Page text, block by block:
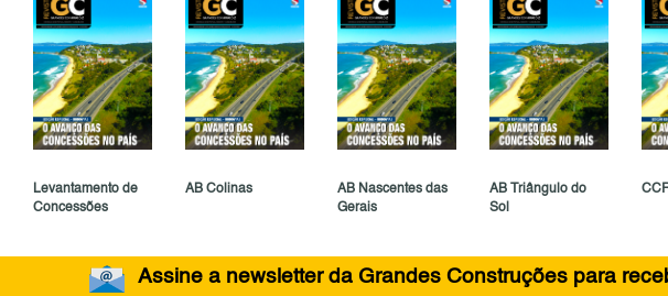
Levantamento de
Concessões
AB Colinas
AB Nascentes das
Gerais
AB Triângulo do
Sol
Assine a newsletter da Grandes Construções para